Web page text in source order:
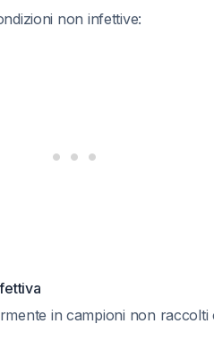
non infettive:
in campioni non raccolti